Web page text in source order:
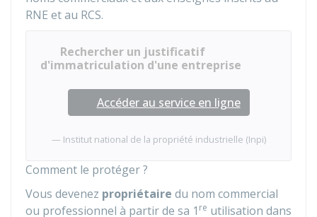
RNE et au RCS.
Rechercher un justificatif
d'immatriculation d'une entreprise
Accéder au service en ligne
Institut national de la propriété industrielle (Inpi)
Comment le protéger ?
Vous devenez propriétaire du nom commercial
ou professionnel à partir de sa 1 re utilisation dans